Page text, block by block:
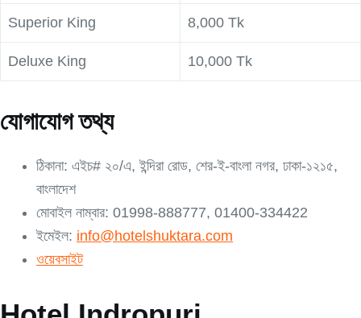
Superior King 8,000 Tk
Deluxe King 10,000 Tk
যোগাযোগ তথ্য
ঠিকানা: এইচ# ২০/এ, ইন্দিরা রোড, শের-ই-বাংলা নগর, ঢাকা-১২১৫,
বাংলাদেশ
মোবাইল নাম্বার: 01998-888777, 01400-334422
ইমেইল: info@hotelshuktara.com
ওয়েবসাইট